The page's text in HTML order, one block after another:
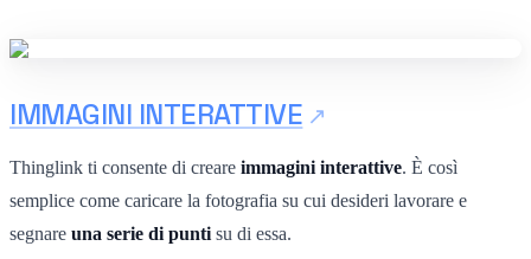
IMMAGINI INTERATTIVE
Thinglink ti consente di creare immagini interattive. È così
semplice come caricare la fotografia su cui desideri lavorare e
segnare una serie di punti su di essa.